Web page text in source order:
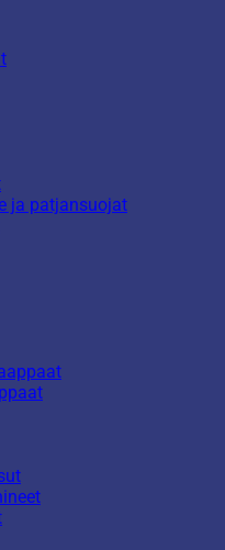
ja patjansuojat